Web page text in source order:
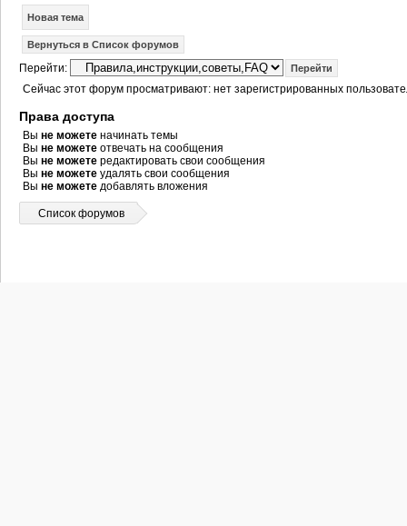
Новая тема
Вернуться в Список форумов
Перейти:
Сейчас этот форум просматривают: нет зарегистрированных
Права доступа
Вы не можете начинать темы
Вы не можете отвечать на сообщения
Вы не можете редактировать свои сообщения
Вы не можете удалять свои сообщения
Вы не можете добавлять вложения
Список форумов